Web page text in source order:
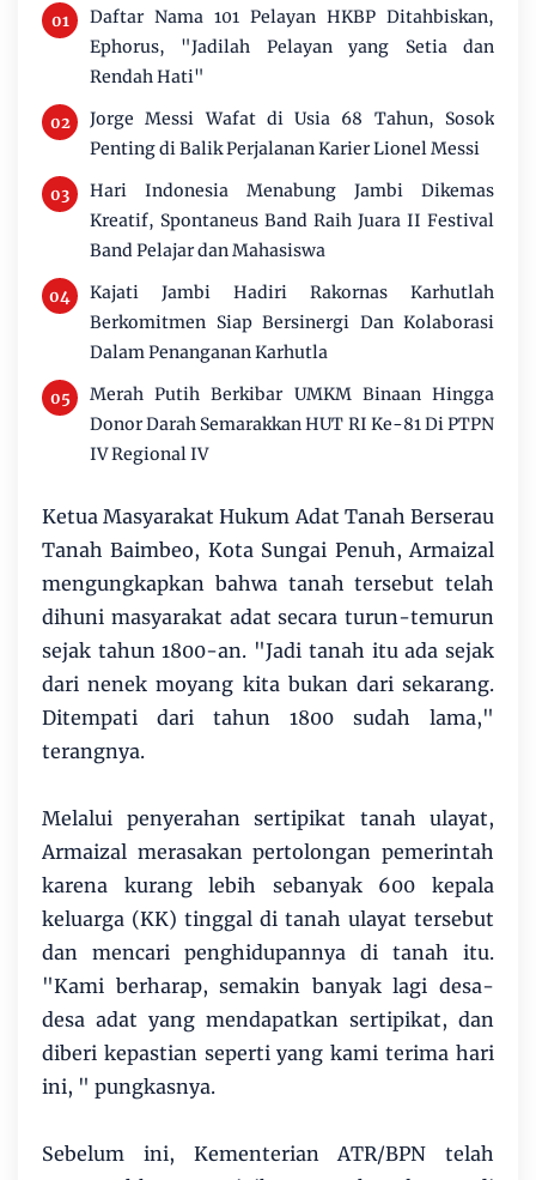
Daftar Nama 101 Pelayan HKBP Ditahbiskan,
Ephorus, "Jadilah Pelayan yang Setia dan
Rendah Hati"
Jorge Messi Wafat di Usia 68 Tahun, Sosok
Penting di Balik Perjalanan Karier Lionel Messi
Hari Indonesia Menabung Jambi Dikemas
Kreatif, Spontaneus Band Raih Juara II Festival
Band Pelajar dan Mahasiswa
Kajati Jambi Hadiri Rakornas Karhutlah
Berkomitmen Siap Bersinergi Dan Kolaborasi
Dalam Penanganan Karhutla
Merah Putih Berkibar UMKM Binaan Hingga
Donor Darah Semarakkan HUT RI Ke-81 Di PTPN
IV Regional IV
Ketua Masyarakat Hukum Adat Tanah Berserau
Tanah Baimbeo, Kota Sungai Penuh, Armaizal
mengungkapkan bahwa tanah tersebut telah
dihuni masyarakat adat secara turun-temurun
sejak tahun 1800-an. "Jadi tanah itu ada sejak
dari nenek moyang kita bukan dari sekarang.
Ditempati dari tahun 1800 sudah lama,"
terangnya.
Melalui penyerahan sertipikat tanah ulayat,
Armaizal merasakan pertolongan pemerintah
karena kurang lebih sebanyak 600 kepala
keluarga (KK) tinggal di tanah ulayat tersebut
dan mencari penghidupannya di tanah itu.
"Kami berharap, semakin banyak lagi desa-
desa adat yang mendapatkan sertipikat, dan
diberi kepastian seperti yang kami terima hari
ini, " pungkasnya.
Sebelum ini, Kementerian ATR/BPN telah